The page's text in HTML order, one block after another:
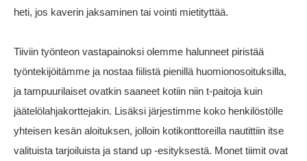
heti, jos kaverin jaksaminen tai vointi mietityttää.
Tiiviin työnteon vastapainoksi olemme halunneet piristää
työntekijöitämme ja nostaa fiilistä pienillä huomionosoituksilla,
ja tampuurilaiset ovatkin saaneet kotiin niin t-paitoja kuin
jäätelölahjakorttejakin. Lisäksi järjestimme koko henkilöstölle
yhteisen kesän aloituksen, jolloin kotikonttoreilla nautittiin itse
valituista tarjoiluista ja stand up -esityksestä. Monet tiimit ovat